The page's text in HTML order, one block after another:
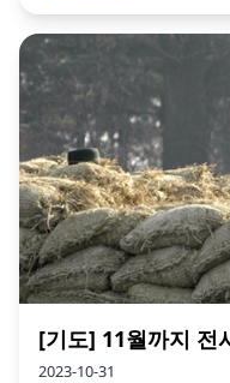
[기도] 11월까지 전
2023-10-31